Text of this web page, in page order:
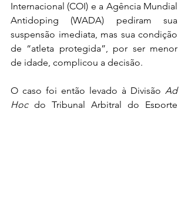
Internacional (COI) e a Agência Mundial
Antidoping (WADA) pediram sua
suspensão imediata, mas sua condição
de “atleta protegida”, por ser menor
de idade, complicou a decisão.
O caso foi então levado à Divisão Ad
Hoc do Tribunal Arbitral do Esporte